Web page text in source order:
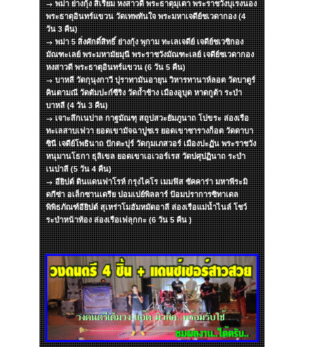
พม่า ย่างกุ้ง สิเรียม หงสาวดี พระธาตุมุเตา พระราชวังบุเรงนอง
พระธาตุอินทร์แขวน วัดเทพทันใจ พระมหาเจดีย์ชเวดากอง (4
วัน 3 คืน)
พม่า 5 สิ่งศักดิ์สิทธิ์ ย่างกุ้ง พุกาม ทะเลเจดีย์ เจดีย์ชเวซิกอง
มัณฑะเลย์ พระมหามัยมุนี พระราชวังมัณฑะเลย์ เจดีย์ชเวดากอง
หงสาวดี พระธาตุอินทร์แขวน (6 วัน 5 คืน)
บาหลี วัดกุนุงกาวี ปุราทามันอายุน วิหารทานาห์ลอต วัดบาตูร์
คินตามณี วัดตัมปะก์ซีริง วัดถ้ำช้าง เมืองอูบุด หาดกูต้า ระบำ
บาหลี (4 วัน 3 คืน)
เจาะลึกเนปาล กาฐมัณฑุ สถูปสวะยัมภูนาถ โปขระ ล่องเรือ
ทะเลสาบเฟวา ยอดเขามัจฉาปูชเร ยอดเขาซารางก็อต วัดดาบา
ซินี เจดีย์โพธินาถ ปักตะปุร์ วัดกุมเภสวอร์ เมืองปะฏัน พระราชวัง
หนุมานโธกา ธุลิเขล ยอดเขาเอเวอร์เรส วัดปศุปฏินาถ ระบำ
เนปาลี (5 วัน 4 คืน)
อียิปต์ ดินแดนฟาโรห์ กรุงไคโร เมมฟิส ซัคคาร่า มหาพีระมิ
ดกีซ่า อเล็กซานเดรีย ปอมเปย์พิลลาร์ ป้อมปราการซิทาเดล
พิพิธภัณฑ์อียิปต์ สุเหร่าโมฮัมหมัดอาลี ล่องเรือแม่น้ำไนล์ โชว์
ระบำหน้าท้อง ล่องเรือเฟลุกกะ (6 วัน 5 คืน )